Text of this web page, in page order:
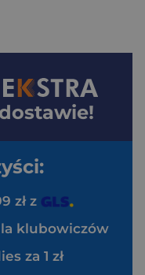
zł z
klubowiczów
za 1 zł